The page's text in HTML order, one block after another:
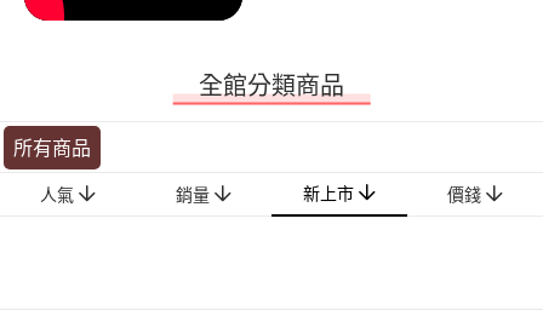
全館分類商品
所有商品
人氣 銷量 新上市 價錢